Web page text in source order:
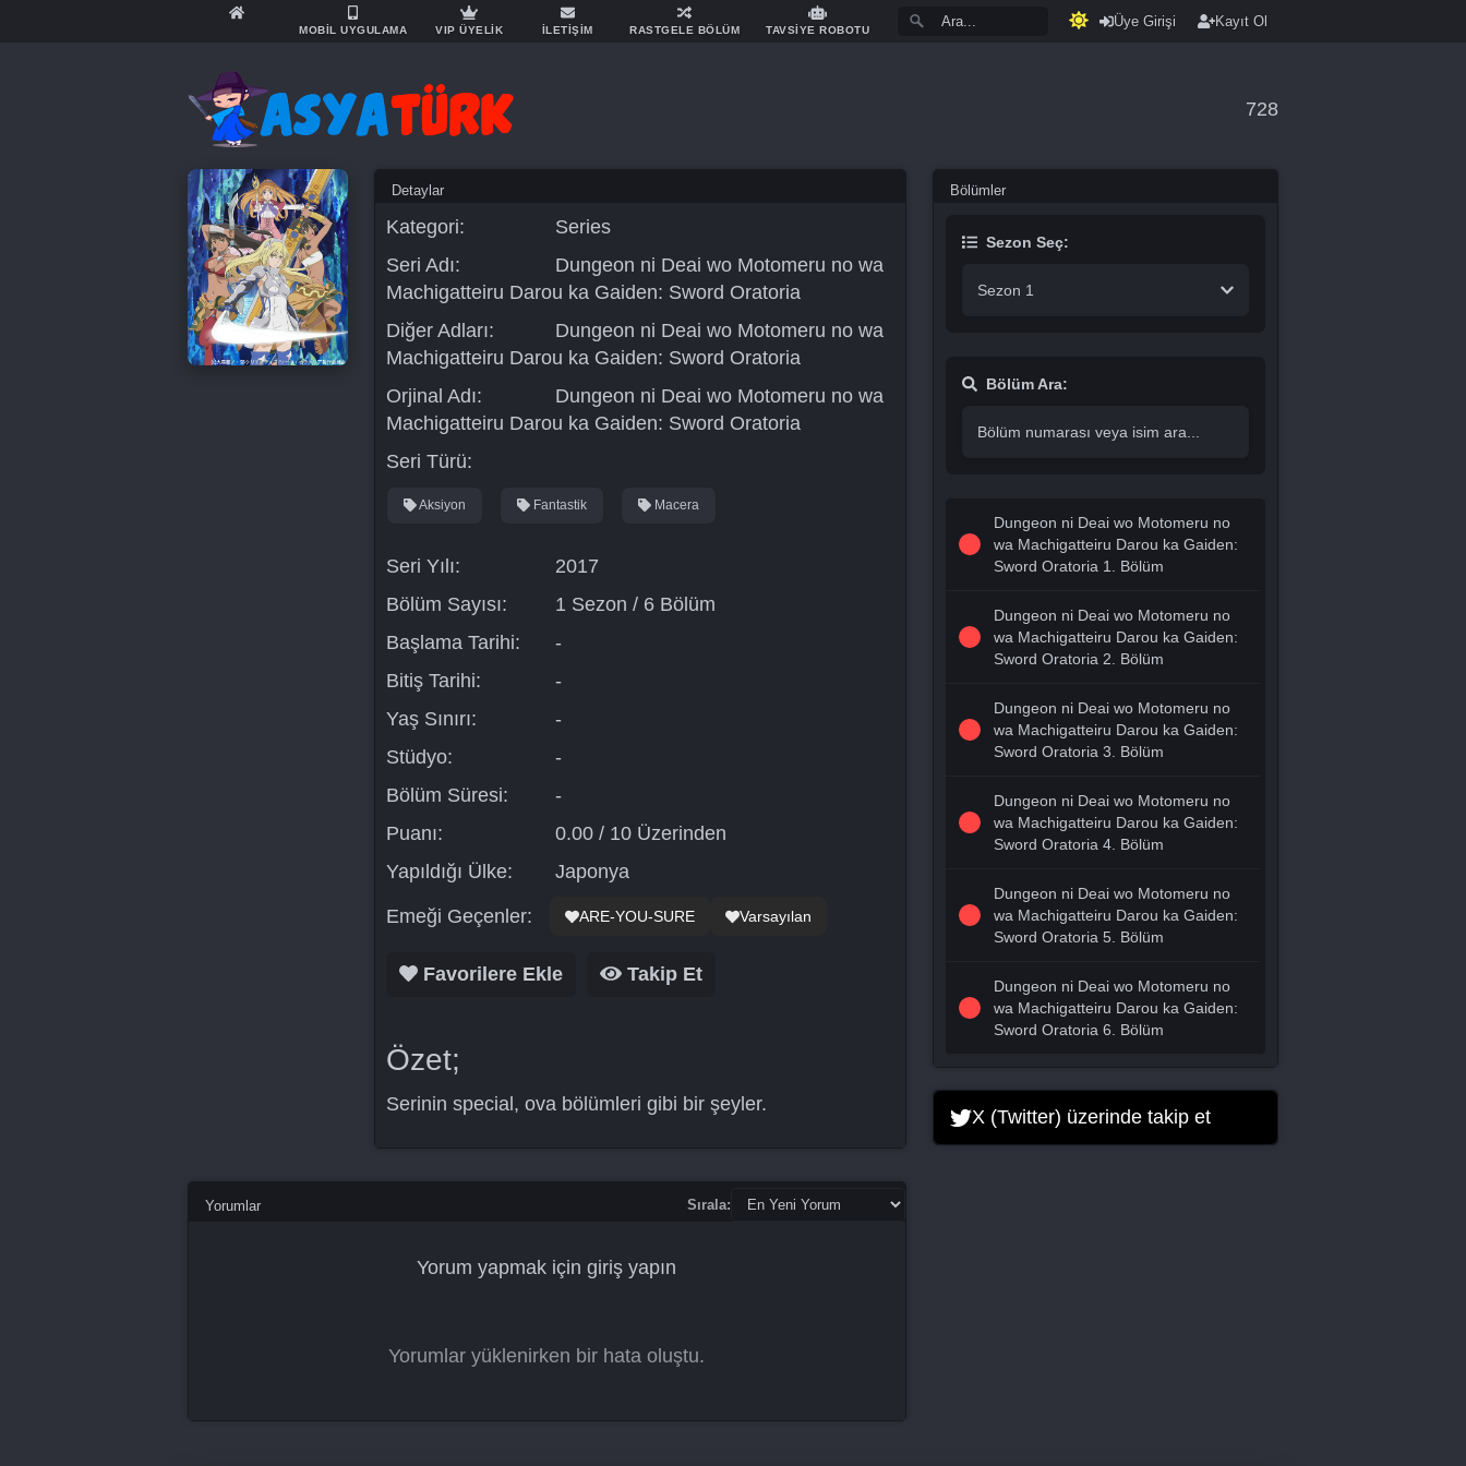
MOBİL UYGULAMA VIP ÜYELİK İLETİŞİM RASTGELE BÖLÜM TAVSİYE ROBOTU
Üye Girişi Kayıt Ol
728
Detaylar
Kategori:
Series
Seri Adı:
Dungeon ni Deai wo Motomeru no wa
Machigatteiru Darou ka Gaiden: Sword Oratoria
Diğer Adları:
Dungeon ni Deai wo Motomeru no wa
Machigatteiru Darou ka Gaiden: Sword Oratoria
Orjinal Adı:
Dungeon ni Deai wo Motomeru no wa
Machigatteiru Darou ka Gaiden: Sword Oratoria
Seri Türü:
Aksiyon Fantastik Macera
Seri Yılı:
2017
Bölüm Sayısı:
1 Sezon / 6 Bölüm
Başlama Tarihi:
-
Bitiş Tarihi:
-
Yaş Sınırı:
-
Stüdyo:
-
Bölüm Süresi:
-
Puanı:
0.00 / 10 Üzerinden
Yapıldığı Ülke:
Japonya
Emeği Geçenler: ARE-YOU-SURE Varsayılan
Favorilere Ekle Takip Et
Özet;
Serinin special, ova bölümleri gibi bir şeyler.
Bölümler
Sezon Seç:
Sezon 1
Bölüm Ara:
Dungeon ni Deai wo Motomeru no
wa Machigatteiru Darou ka Gaiden:
Sword Oratoria 1. Bölüm
Dungeon ni Deai wo Motomeru no
wa Machigatteiru Darou ka Gaiden:
Sword Oratoria 2. Bölüm
Dungeon ni Deai wo Motomeru no
wa Machigatteiru Darou ka Gaiden:
Sword Oratoria 3. Bölüm
Dungeon ni Deai wo Motomeru no
wa Machigatteiru Darou ka Gaiden:
Sword Oratoria 4. Bölüm
Dungeon ni Deai wo Motomeru no
wa Machigatteiru Darou ka Gaiden:
Sword Oratoria 5. Bölüm
Dungeon ni Deai wo Motomeru no
wa Machigatteiru Darou ka Gaiden:
Sword Oratoria 6. Bölüm
X (Twitter) üzerinde takip et
Yorumlar Sırala:
Yorum yapmak içingiriş yapın
Yorumlar yüklenirken bir hata oluştu.